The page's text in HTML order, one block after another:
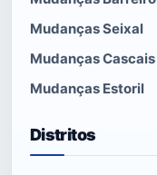
Mudanças Seixal
Mudanças Cascais
Mudanças Estoril
Distritos